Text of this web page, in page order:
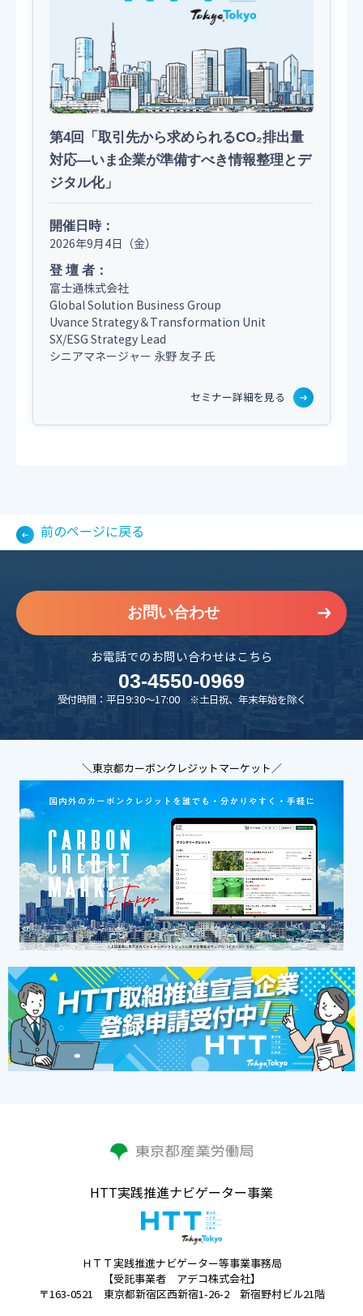
第4回「取引先から求められるCO₂排出量
対応―いま企業が準備すべき情報整理とデ
ジタル化」
開催日時：
2026年9月4日（金）
登 壇 者：
富士通株式会社
Global Solution Business Group
Uvance Strategy＆Transformation Unit
SX/ESG Strategy Lead
シニアマネージャー 永野 友子 氏
セミナー詳細を見る
前のページに戻る
お問い合わせ
お電話でのお問い合わせはこちら
03-4550-0969
受付時間：平日9:30～17:00 ※土日祝、年末年始を除く
＼東京都カーボンクレジットマーケット／
HTT実践推進ナビゲーター事業
ＨＴＴ実践推進ナビゲーター等事業事務局
【受託事業者 アデコ株式会社】
〒163-0521 東京都新宿区西新宿1-26-2 新宿野村ビル21階